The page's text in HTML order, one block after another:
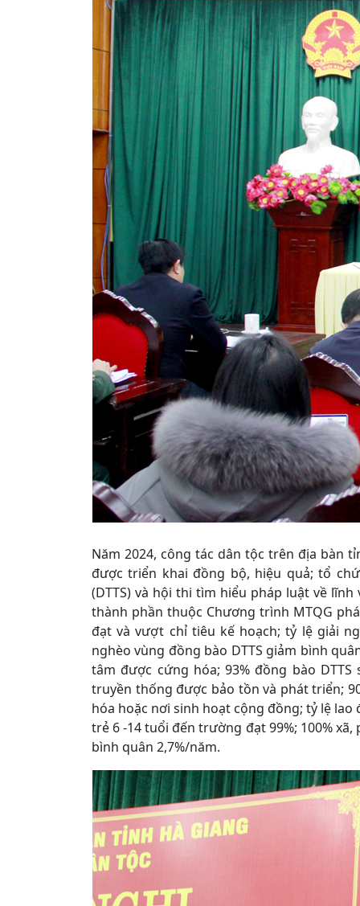
Năm 2024, công tác dân tộc trên địa bàn
được triển khai đồng bộ, hiệu quả; tổ
(DTTS) và hội thi tìm hiểu pháp luật về
thành phần thuộc Chương trình MTQG
đạt và vượt chỉ tiêu kế hoạch; tỷ lệ giải
nghèo vùng đồng bào DTTS giảm bình
tâm được cứng hóa; 93% đồng bào
truyền thống được bảo tồn và phát triển;
hóa hoặc nơi sinh hoạt cộng đồng; tỷ lệ lao
trẻ 6 -14 tuổi đến trường đạt 99%; 100%
bình quân 2,7%/năm.